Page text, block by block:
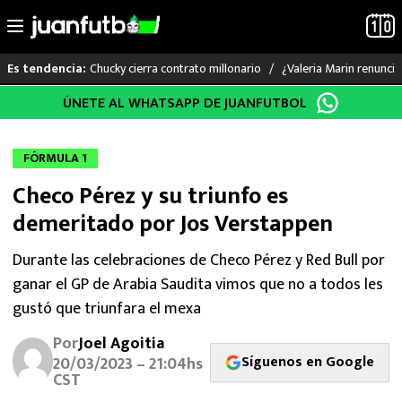
al
Es tendencia: Chucky cierra contrato millonario ¿Valeria Marin
LO ÚLTIMO
LIGA MX
RAYADOS
ATLANTE
FUTBOL INTERNACIONAL
ÚNETE AL WHATSAPP DE JUANFUTBOL
FÓRMULA 1
Checo Pérez y su triunfo es
demeritado por Jos Verstappen
Durante las celebraciones de Checo Pérez y Red Bull por
ganar el GP de Arabia Saudita vimos que no a todos les
gustó que triunfara el mexa
PorJoel Agoitia
20/03/2023 – 21:04hs
CST
Síguenos en Google